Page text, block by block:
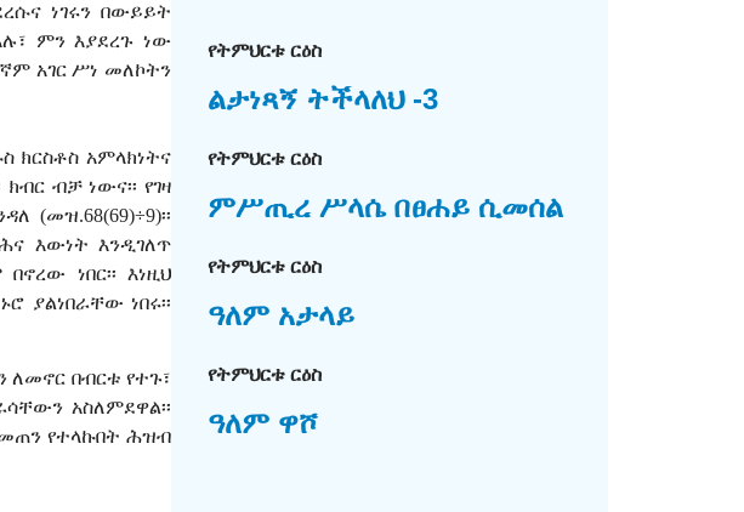
ነገሩን በውይይት
ምን እያደረጉ ነው
አገር ሥነ መለኮትን
ክርስቶስ አምላክነትና
ብቻ ነውና፡፡ የገዛ
(መዝ.68(69)÷9)፡፡
እውነት እንዲገለጥ
ነበር፡፡ እነዚህ
ያልነበራቸው ነበሩ፡፡
ለመኖር በብርቱ የተጉ፣
አስለምደዋል፡፡
የተላኩበት ሕዝብ
የትምህርቱ ርዕስ
ልታነጻኝ ትችላለህ -3
የትምህርቱ ርዕስ
ምሥጢረ ሥላሴ በፀሐይ ሲመሰል
የትምህርቱ ርዕስ
ዓለም አታላይ
የትምህርቱ ርዕስ
ዓለም ዋሾ